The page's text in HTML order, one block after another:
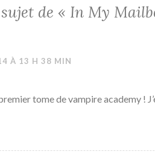
de « In My
À 13 H 38 MIN
tome de vampire academy !